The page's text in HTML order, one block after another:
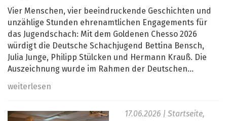
Vier Menschen, vier beeindruckende Geschichten und
unzählige Stunden ehrenamtlichen Engagements für
das Jugendschach: Mit dem Goldenen Chesso 2026
würdigt die Deutsche Schachjugend Bettina Bensch,
Julia Junge, Philipp Stülcken und Hermann Krauß. Die
Auszeichnung wurde im Rahmen der Deutschen...
weiterlesen
17.06.2026 | Startseite,